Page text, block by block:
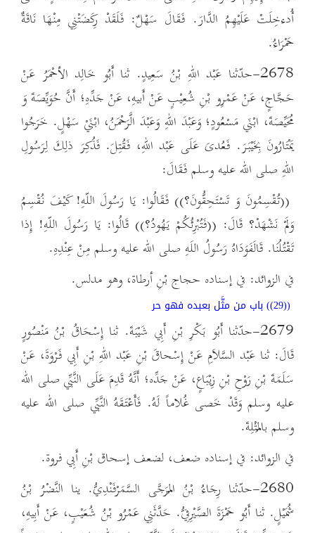
أُدءخِلَتْ عَلَيْهِمُ الدَّارَ. فَقَالَ سَهْلٌ: فَلَقَدْ رِكَضَتْنِي مِنْهَا نَاقَةٌ
حَمْرَاءُ.
2678-حدّثنا عَبْد اللهِ بْنُ سَعِيدٍ. ثنا أَبُو خَالِد الأحْمَرُ عَنْ
حَجَّاجٍ، عَنْ عَمْرِو بْنِ شُعِيْبٍ عَنْ أَبيهِ، عَنْ جَدِّهِ؛ أَنَّ حُوَيِّصَةَ وَ
مُحَيِّصَةَ، ابْنَي مَسْعُودٍ؛ وَعَبْدَ اللهِ وَعَبْدَ الَّرَحْمَنُ، ابْنَيْ سَهْلٍ. خَرَجُوا
يَمْتَارُونَ بِخَيْبَرَ. فَعُدىَ عَلَى عَبْد اللهِ، فَقُتِلَ. فَذُكِرَ ذلِكَ لِرَسُولِ
اللهِ صلى الله عليه وسلم فَقَالَ:
((تُقْسِمُونَ وَ تَسْتَحِقُّونَ؟)) فَقَالُوا: يَا رَسُولَ اللّهِ! كَيْفَ نُقْسِمُ
وَلَمْ نَشْهَدْ؟ قَالَ: ((فَتُبْرِئُكُمْ يَهُودُ؟)) قَالُوا: يَا رَسُولَ اللّهِ! إِذا
تَقْتُلُنَا. قَالَفَوَدَاهُ رَسُولُ اللَهِ صلى الله عليه وسلم مِنْ عِنْدِهِ.
في الزوائد: في إسناده حجاج بْنِ أرطاة، وهو مدلس.
((29)) باب من مثَّل بعبده فهو حر
2679-حدّثنا أَبُو بَكْرِ بْنِ أَبِي شَيْبَةَ. ثنا إِسْحَاقُ بْنُ مَنْصُورٍ
قَالَ: ثنا عَبْد السَّلاَمِ عَنْ إِسْحاقَ بْنِ عَبْد اللهِ بْنِ أَبِي فَرْوَةَ، عَنْ
سَلَمَةَ بْنِ رَوْحِ بْنِ زِيْبَاعٍ، عَنْ جَدِّه؛ أَنَّهُ قَدِمَ عَلَى النَّبِّي صلى الله
عليه وسلم وَقَدْ خَصى غُلاماً لَهُ. فَأَعْتَقَهُ النَّبِّي صلى الله عليه
وسلم بالمُثْلِةَ.
في الزوائد: في إسناده ضعف، لضعف إسحاق بْنِ أَبِي فروة.
2680-حدّثنا رِجَاءُ بْنُ المُرَجَّى السَّمَرْفَنْدِيُّ. ينا النَّضْرُ بْنُ
شُمَيْلٍ. ثنا أَبُو حَمْزَةَ الصَّيْرِفِيُّ. حَدَّثَنِي عَمْرُو بْنُ شُعَيْبٍ، عَنْ أَبِيهِ،